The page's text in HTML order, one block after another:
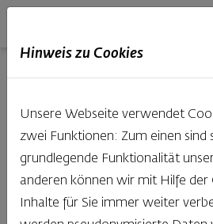
Backstube
Was gibt es Schöneres, als bei
der Wahl zu haben? Noch dazu,
auf den kleinen, feinen
Hinweis zu Cookies
Unsere Webseite verwendet
zwei Funktionen: Zum einen sind
grundlegende Funktionalität
anderen können wir mit Hilfe der
Inhalte für Sie immer weiter